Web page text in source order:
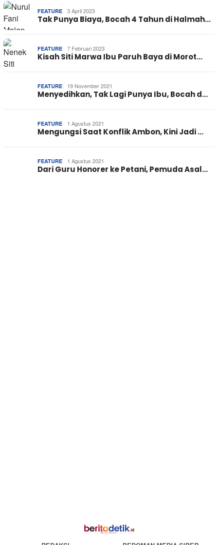
FEATURE 3 April 2023
Tak Punya Biaya, Bocah 4 Tahun di Halmah…
FEATURE 7 Februari 2023
Kisah Siti Marwa Ibu Paruh Baya di Morot…
FEATURE 19 November 2021
Menyedihkan, Tak Lagi Punya Ibu, Bocah d…
FEATURE 1 Agustus 2021
Mengungsi Saat Konflik Ambon, Kini Jadi …
FEATURE 1 Agustus 2021
Dari Guru Honorer ke Petani, Pemuda Asal…